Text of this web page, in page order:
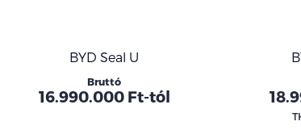
BYD Seal U
Bruttó
16.990.000 Ft-tól